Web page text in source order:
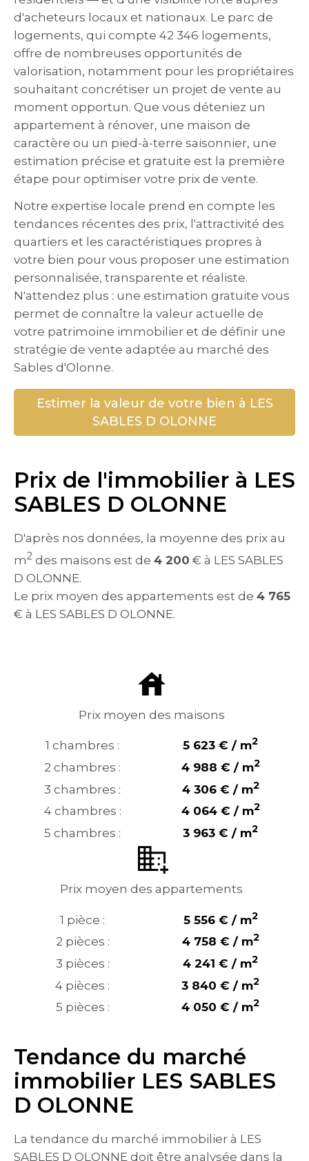
d'acheteurs locaux et nationaux. Le parc de
logements, qui compte 42 346 logements,
offre de nombreuses opportunités de
valorisation, notamment pour les propriétaires
souhaitant concrétiser un projet de vente au
moment opportun. Que vous déteniez un
appartement à rénover, une maison de
caractère ou un pied-à-terre saisonnier, une
estimation précise et gratuite est la première
étape pour optimiser votre prix de vente.
Notre expertise locale prend en compte les
tendances récentes des prix, l'attractivité des
quartiers et les caractéristiques propres à
votre bien pour vous proposer une estimation
personnalisée, transparente et réaliste.
N'attendez plus : une estimation gratuite vous
permet de connaître la valeur actuelle de
votre patrimoine immobilier et de définir une
stratégie de vente adaptée au marché des
Sables d'Olonne.
Estimer la valeur de votre bien à LES
SABLES D OLONNE
Prix de l'immobilier à LES
SABLES D OLONNE
D'après nos données, la moyenne des prix au
m2 des maisons est de 4 200 € à LES SABLES
D OLONNE.
Le prix moyen des appartements est de 4 765
€ à LES SABLES D OLONNE.
Prix moyen des maisons
1 chambres : 5 623 € / m2
2 chambres : 4 988 € / m2
3 chambres : 4 306 € / m2
4 chambres : 4 064 € / m2
5 chambres : 3 963 € / m2
Prix moyen des appartements
1 pièce : 5 556 € / m2
2 pièces : 4 758 € / m2
3 pièces : 4 241 € / m2
4 pièces : 3 840 € / m2
5 pièces : 4 050 € / m2
Tendance du marché
immobilier LES SABLES
D OLONNE
La tendance du marché immobilier à LES
SABLES D OLONNE doit être analysée dans la